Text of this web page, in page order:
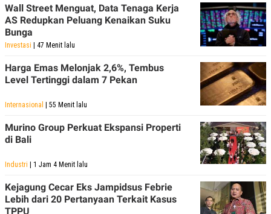
M
Y
E
.
I
D
L
N
G
N
N
C
A
K
N
E
A
M
I
N
E
P
A
A
D
V
Wall Street Menguat, Data Tenaga Kerja
AS Redupkan Peluang Kenaikan Suku
Bunga
Investasi | 47 Menit lalu
Harga Emas Melonjak 2,6%, Tembus
Level Tertinggi dalam 7 Pekan
Internasional | 55 Menit lalu
Murino Group Perkuat Ekspansi Properti
di Bali
Industri | 1 Jam 4 Menit lalu
Kejagung Cecar Eks Jampidsus Febrie
Lebih dari 20 Pertanyaan Terkait Kasus
TPPU